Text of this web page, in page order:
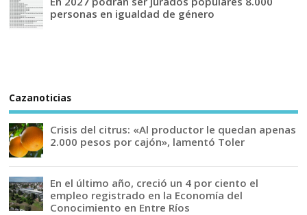
personas en igualdad de género
Cazanoticias
Crisis del citrus: «Al productor le quedan apenas
2.000 pesos por cajón», lamentó Toler
En el último año, creció un 4 por ciento el
empleo registrado en la Economía del
Conocimiento en Entre Ríos